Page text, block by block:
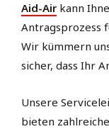
Aid-Airkann
Antragsprozess
Wir kümmern
sicher, dass Ihr
Unsere
bieten